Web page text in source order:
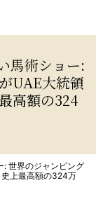
馬術ショー:
UAE大統領
高額の324
: 世界のジャンピング
上最高額の324万